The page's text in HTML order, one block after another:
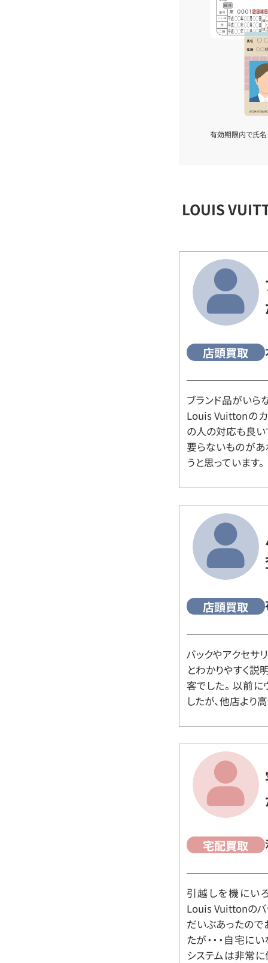
有効期限内で氏名
LOUIS
店頭買取
ブランド品がいら
Louis Vuittonの
の人の対応も良い
要らないものがあ
うと思っています。
店頭買取
バックやアクセサ
とわかりやすく説
客でした。 以前
したが、他店より
宅配買取
引越しを機にい
Louis Vuittonのバ
だいぶあったので
たが・・・自宅に
システムは非常に